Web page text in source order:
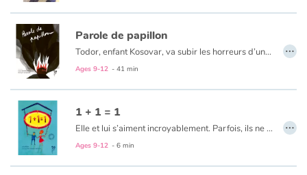
Emotions and feelings
Formats and illustrations
Catalogue anglais
Contraste +
Parole de papillon
Todor, enfant Kosovar, va subir les horreurs d’une guerre dont il ne comprend pas les raisons. Sa famille décimée, il s’enfuit vers Mitrovica, à la recherche de son grand frère Milan. Au cours de ce périple, il vivra la richesse de rencontres mais aussi la difficile réalité des camps de réfugiés. Cependant, l’enfant cultivera toujours l’espoir et la volonté de retrouver son pays et ses racines. Comme le papillon blanc, Todor prendra-t-il son envol ?
Ages 9-12 - 41 min
…
1 + 1 = 1
Elle et lui s’aiment incroyablement. Parfois, ils ne se comprennent pas. Et pourtant…
Ages 9-12 - 6 min
…